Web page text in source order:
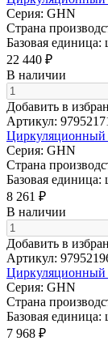
Серия: GHN
Страна
Базовая единица:
22 440 ₽
В наличии
Добавить в
Артикул:
Циркуляционный
Серия: GHN
Страна
Базовая единица:
8 261 ₽
В наличии
Добавить в
Артикул:
Циркуляционный
Серия: GHN
Страна
Базовая единица:
7 968 ₽